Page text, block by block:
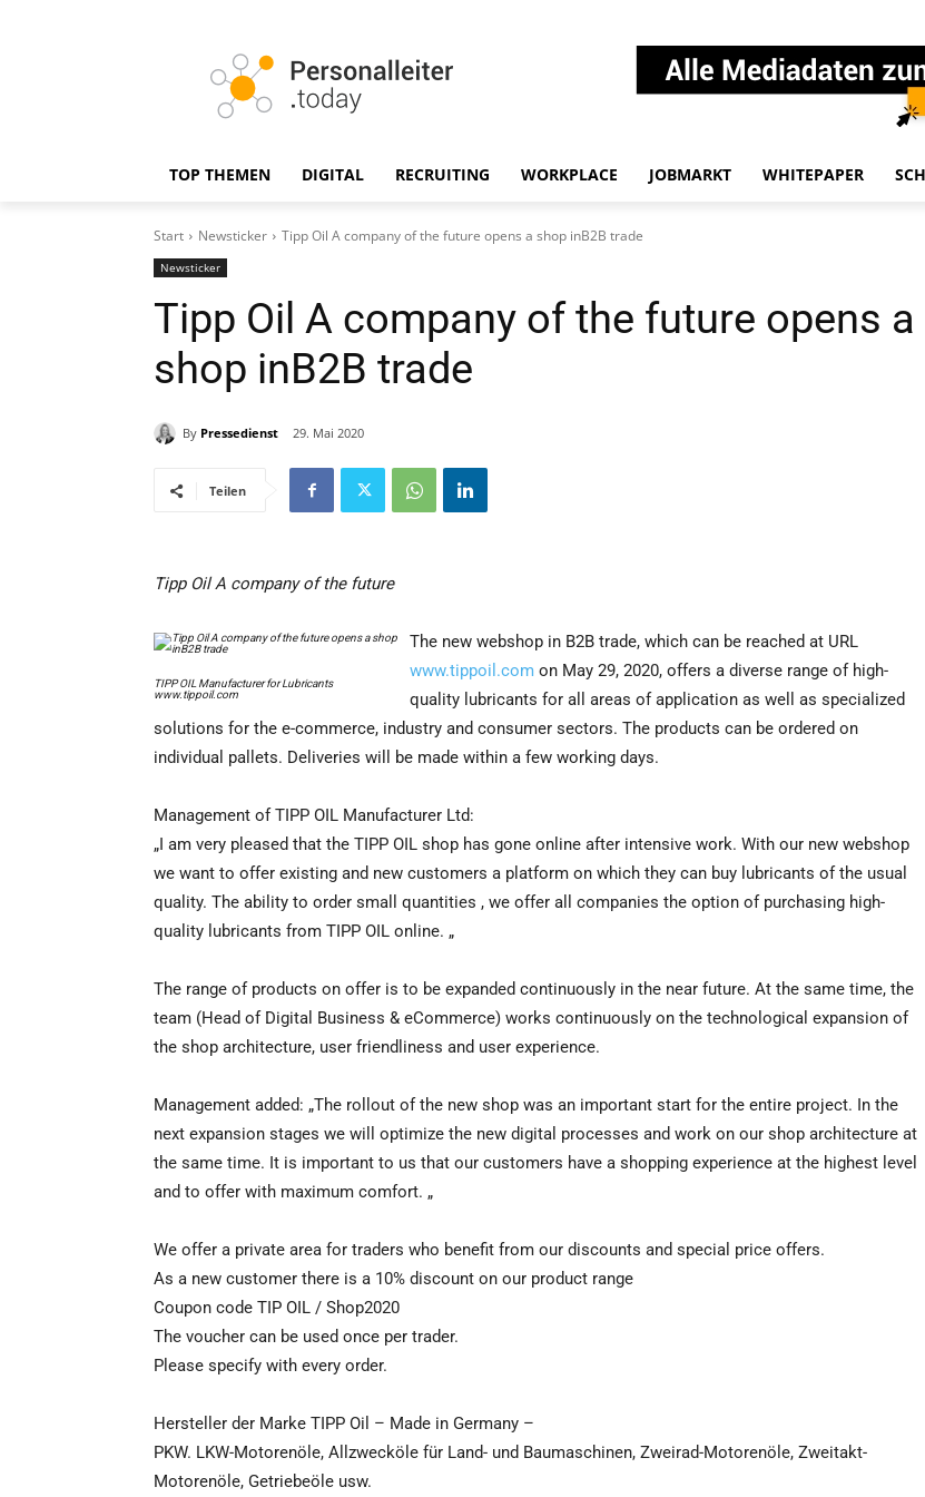
TOP THEMEN DIGITAL RECRUITING WORKPLACE JOBMARKT WHITEPAPER
Start Newsticker Tipp Oil A company of the future opens a shop inB2B trade
Newsticker
Tipp Oil A company of the future opens a
shop inB2B trade
By Pressedienst 29. Mai 2020
Teilen
Tipp Oil A company of the future
TIPP OIL Manufacturer for Lubricants
www.tippoil.com
The new webshop in B2B trade, which can be reached at URL
www.tippoil.com on May 29, 2020, offers a diverse range of high-
quality lubricants for all areas of application as well as specialized
solutions for the e-commerce, industry and consumer sectors. The products can be ordered on
individual pallets. Deliveries will be made within a few working days.
Management of TIPP OIL Manufacturer Ltd:
„I am very pleased that the TIPP OIL shop has gone online after intensive work. With our new webshop
we want to offer existing and new customers a platform on which they can buy lubricants of the usual
quality. The ability to order small quantities , we offer all companies the option of purchasing high-
quality lubricants from TIPP OIL online. „
The range of products on offer is to be expanded continuously in the near future. At the same time, the
team (Head of Digital Business & eCommerce) works continuously on the technological expansion of
the shop architecture, user friendliness and user experience.
Management added: „The rollout of the new shop was an important start for the entire project. In the
next expansion stages we will optimize the new digital processes and work on our shop architecture at
the same time. It is important to us that our customers have a shopping experience at the highest level
and to offer with maximum comfort. „
We offer a private area for traders who benefit from our discounts and special price offers.
As a new customer there is a 10% discount on our product range
Coupon code TIP OIL / Shop2020
The voucher can be used once per trader.
Please specify with every order.
Hersteller der Marke TIPP Oil – Made in Germany –
PKW. LKW-Motorenöle, Allzwecköle für Land- und Baumaschinen, Zweirad-Motorenöle, Zweitakt-
Motorenöle, Getriebeöle usw.